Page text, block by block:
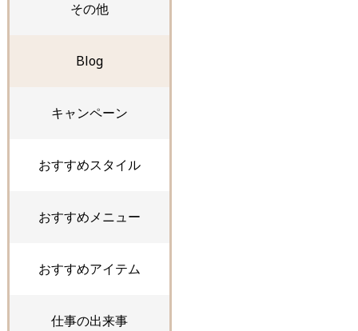
その他
Blog
キャンペーン
おすすめスタイル
おすすめメニュー
おすすめアイテム
仕事の出来事